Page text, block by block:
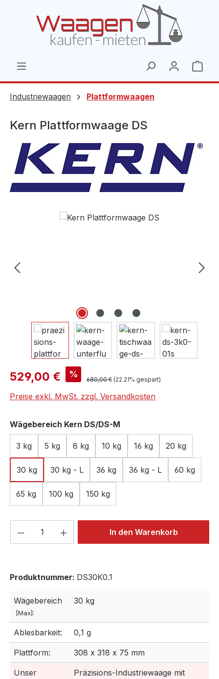
Industriewaagen Plattformwaagen
Kern Plattformwaage DS
Bildergalerie überspringen
Verkaufspreis:
529,00 € % Regulärer Preis:
680,00 € (22.21% gespart)
Preise exkl. MwSt. zzgl. Versandkosten
Wägebereich Kern DS/DS-M
3 kg 5 kg 8 kg 10 kg 16 kg 20 kg
30 kg 30 kg - L 36 kg 36 kg - L 60 kg
65 kg 100 kg 150 kg
Produkt Anzahl: Gib denIn den Warenkorb
Produktnummer: DS30K0.1
Wägebereich
[Max]:
30 kg
Ablesbarkeit: 0,1 g
Plattform: 308 x 318 x 75 mm
Unser
Präzisions-Industriewaage mit